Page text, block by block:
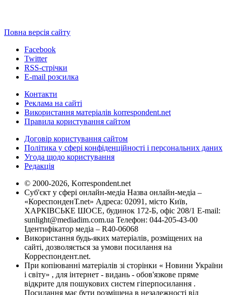
Повна версія сайту
Facebook
Twitter
RSS-стрічки
E-mail розсилка
Контакти
Реклама на сайті
Використання матеріалів korrespondent.net
Правила користування сайтом
Договір користування сайтом
Політика у сфері конфіденційності і персональних даних
Угода щодо користування
Редакція
© 2000-2026, Korrespondent.net
Суб'єкт у сфері онлайн-медіа Назва онлайн-медіа –
«КореспонденТ.net» Адреса: 02091, місто Київ,
ХАРКІВСЬКЕ ШОСЕ, будинок 172-Б, офіс 208/1 E-mail:
sunlight@mediadim.com.ua Телефон: 044-205-43-00
Ідентифікатор медіа – R40-06068
Використання будь-яких матеріалів, розміщених на
сайті, дозволяється за умови посилання на
Корреспондент.net.
При копіюванні матеріалів зі сторінки « Новини України
і світу» , для інтернет - видань - обов'язкове пряме
відкрите для пошукових систем гіперпосилання .
Посилання має бути розміщена в незалежності від